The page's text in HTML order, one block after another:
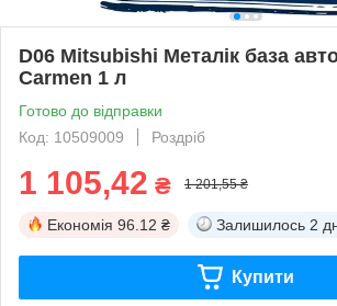
D06 Mitsubishi Металік база
Carmen 1 л
Готово до відправки
Код: 10509009
Роздріб
1 105,42 ₴ 1 201,55 ₴
Економія 96.12 ₴ Залишилось 2
Купити